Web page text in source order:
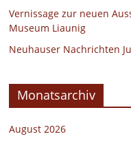
Vernissage zur neuen
Museum Liaunig
Neuhauser Nachrichten
Monatsarchiv
August 2026